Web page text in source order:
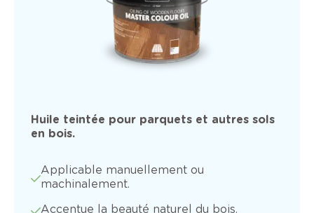
Huile teintée pour parquets et autres sols
en bois.
Applicable manuellement ou
machinalement.
Accentue la beauté naturel du bois.